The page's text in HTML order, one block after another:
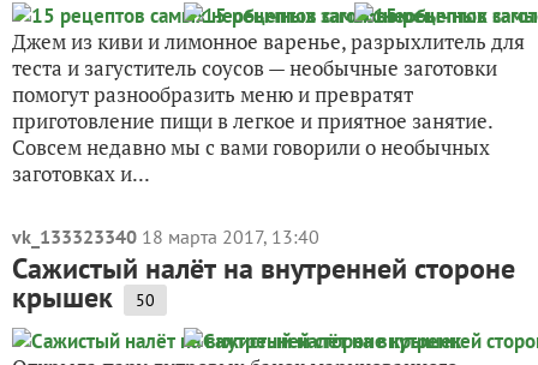
Джем из киви и лимонное варенье, разрыхлитель для
теста и загуститель соусов — необычные заготовки
помогут разнообразить меню и превратят
приготовление пищи в легкое и приятное занятие.
Совсем недавно мы с вами говорили о необычных
заготовках и...
vk_133323340 18 марта 2017, 13:40
Сажистый налёт на внутренней стороне
крышек 50